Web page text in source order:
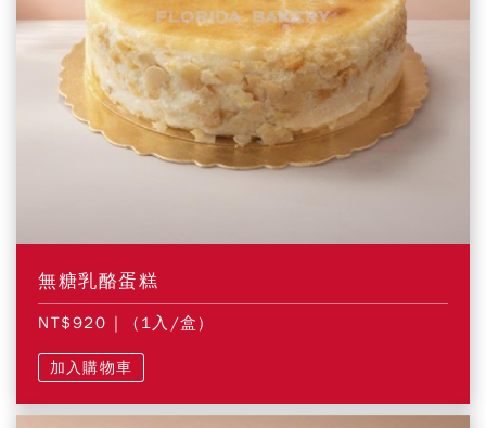
無糖乳酪蛋糕
NT$920 | (1入/盒)
加入購物車